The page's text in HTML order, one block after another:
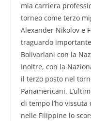
mia carriera
torneo come terzo
Alexander Nikolov e
traguardo
Bolivariani con la
Inoltre, con la
il terzo posto nel
Panamericani.
di tempo l’ho
nelle Filippine lo